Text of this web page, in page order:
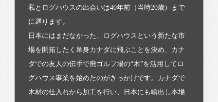
私とログハウスの出会いは40年前（当時20歳）まで
に遡ります。
日本にはまだなかった、ログハウスという新たな市
場を開拓したく単身カナダに飛ぶことを決め、カナ
ダでの友人の伝手で廃ゴルフ場の“木”を活用してロ
グハウス事業を始めたのがきっかけです。カナダで
木材の仕入れから加工を行い、日本にも輸出し本場